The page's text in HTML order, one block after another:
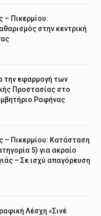
Πικερμίου:
στην κεντρική
την εφαρμογή των
Προστασίας στο
Ραφήνας
– Πικερμίου: Κατάσταση
5) για ακραίο
– Σε ισχύ απαγόρευση
Λέσχη «Σινέ